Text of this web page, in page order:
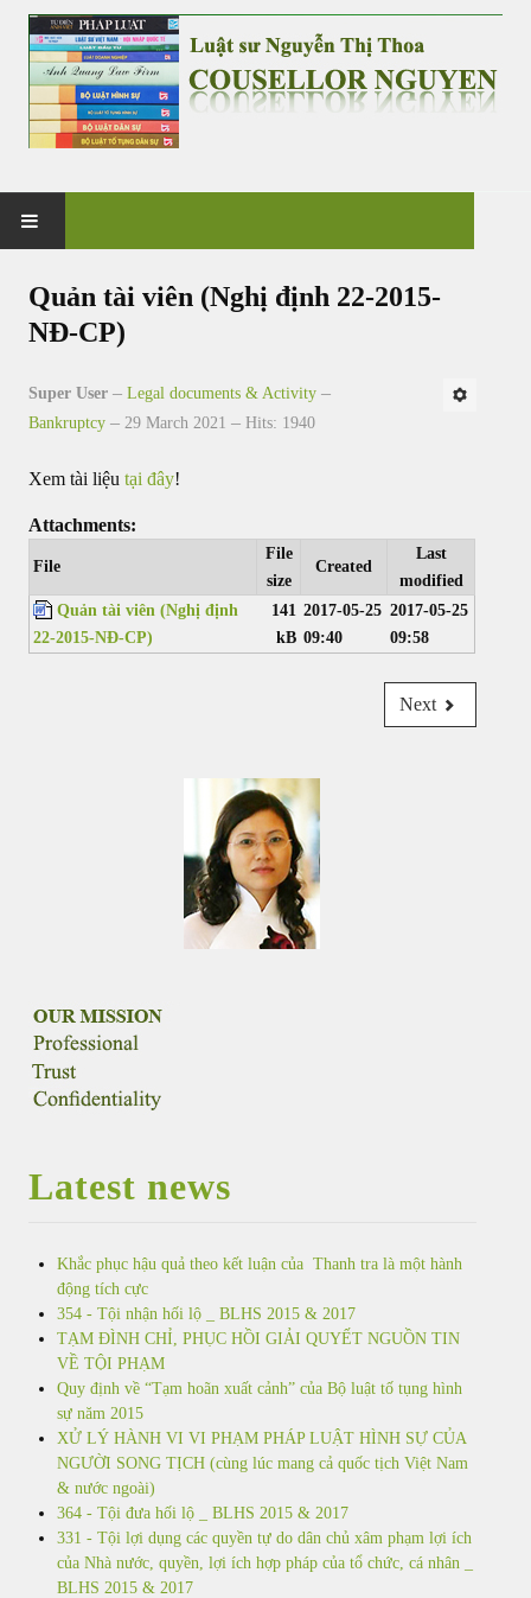
PRACTICE
G&V CO., LTD
CASES & CLIENTS
ATTORNEY AT LAW
ANH QUANG LAW FIRM
Quản tài viên (Nghị định 22-2015-
NĐ-CP)
Super User
Legal documents & Activity
Bankruptcy
29 March 2021 Hits: 1940
Xem tài liệu tại đây!
Attachments:
File
File
size
Created
Last
modified
Quản tài viên (Nghị định
22-2015-NĐ-CP)
141
kB
2017-05-25
09:40
2017-05-25
09:58
Next
Latest news
Khắc phục hậu quả theo kết luận của Thanh tra là một hành
động tích cực
354 - Tội nhận hối lộ _ BLHS 2015 & 2017
TẠM ĐÌNH CHỈ, PHỤC HỒI GIẢI QUYẾT NGUỒN TIN
VỀ TỘI PHẠM
Quy định về “Tạm hoãn xuất cảnh” của Bộ luật tố tụng hình
sự năm 2015
XỬ LÝ HÀNH VI VI PHẠM PHÁP LUẬT HÌNH SỰ CỦA
NGƯỜI SONG TỊCH (cùng lúc mang cả quốc tịch Việt Nam
& nước ngoài)
364 - Tội đưa hối lộ _ BLHS 2015 & 2017
331 - Tội lợi dụng các quyền tự do dân chủ xâm phạm lợi ích
của Nhà nước, quyền, lợi ích hợp pháp của tổ chức, cá nhân _
BLHS 2015 & 2017